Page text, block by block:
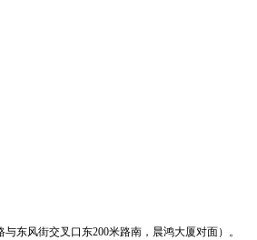
东风街交叉口东200米路南，晨鸿大厦对面）。